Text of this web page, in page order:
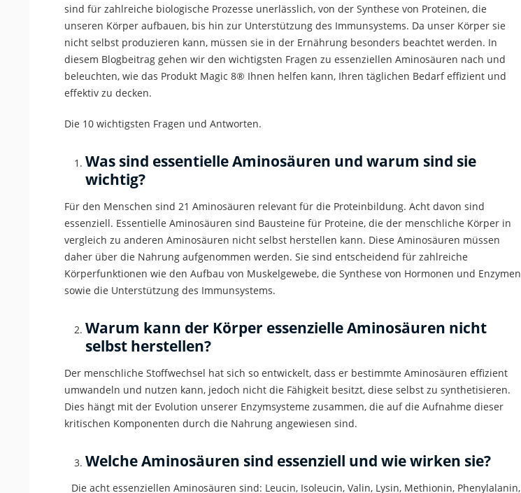
sind für zahlreiche biologische Prozesse unerlässlich, von der Synthese von Proteinen, die
unseren Körper aufbauen, bis hin zur Unterstützung des Immunsystems. Da unser Körper sie
nicht selbst produzieren kann, müssen sie in der Ernährung besonders beachtet werden. In
diesem Blogbeitrag gehen wir den wichtigsten Fragen zu essenziellen Aminosäuren nach und
beleuchten, wie das Produkt Magic 8® Ihnen helfen kann, Ihren täglichen Bedarf effizient und
effektiv zu decken.
Die 10 wichtigsten Fragen und Antworten.
Was sind essentielleAminosäuren und warum sind sie
wichtig?
Für den Menschen sind 21 Aminosäuren relevant für die Proteinbildung. Acht davon sind
essenziell. Essentielle Aminosäuren sind Bausteine für Proteine, die der menschliche Körper in
vergleich zu anderen Aminosäuren nicht selbst herstellen kann. Diese Aminosäuren müssen
daher über die Nahrung aufgenommen werden. Sie sind entscheidend für zahlreiche
Körperfunktionen wie den Aufbau von Muskelgewebe, die Synthese von Hormonen und Enzymen
sowie die Unterstützung des Immunsystems.
Warum kann der Körper essenzielle Aminosäuren nicht
selbst herstellen?
Der menschliche Stoffwechsel hat sich so entwickelt, dass er bestimmte Aminosäuren effizient
umwandeln und nutzen kann, jedoch nicht die Fähigkeit besitzt, diese selbst zu synthetisieren.
Dies hängt mit der Evolution unserer Enzymsysteme zusammen, die auf die Aufnahme dieser
kritischen Komponenten durch die Nahrung angewiesen sind.
Welche Aminosäuren sind essenziell und wie wirken sie?
Die acht essenziellen Aminosäuren sind: Leucin, Isoleucin, Valin, Lysin, Methionin, Phenylalanin,